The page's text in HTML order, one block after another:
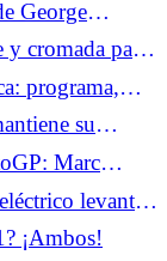
de más. Si no
18 de
George
cromada para
programa,
de semana,
Yamaha
su
Marc
en Brno
levanta
¡Ambos!